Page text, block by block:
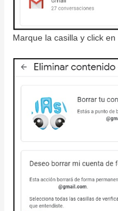
Marque la casilla y click en